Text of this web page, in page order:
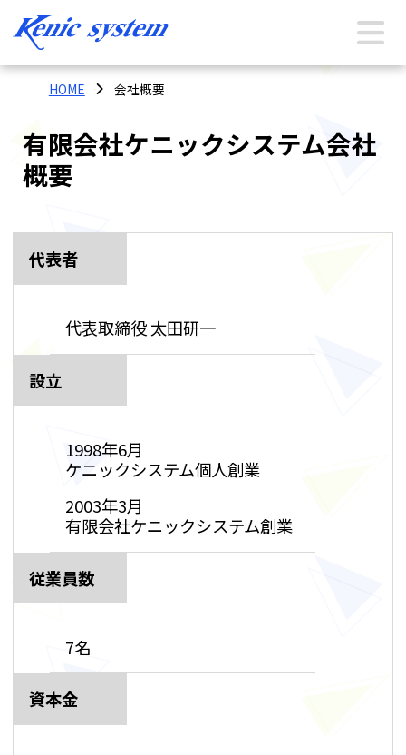
HOME 会社概要
有限会社ケニックシステム会社
概要
代表者
代表取締役 太田研一
設立
1998年6月
ケニックシステム個人創業
2003年3月
有限会社ケニックシステム創業
従業員数
7名
資本金